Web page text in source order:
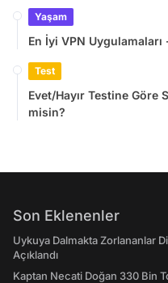
Yaşam
En İyi VPN
Test
Evet/Hayır Testine Göre
misin?
Son Eklenenler
Uykuya Dalmakta Zorlananlar
Açıklandı
Kaptan Necati Doğan 330 Bin